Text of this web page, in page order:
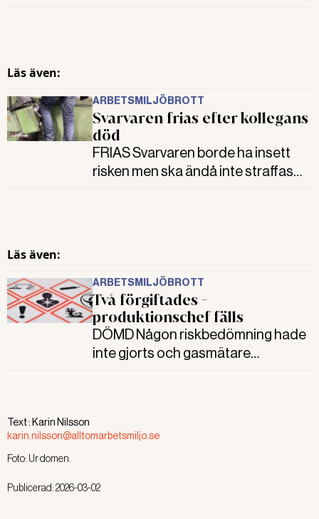
Läs även:
ARBETSMILJÖBROTT
Svarvaren frias efter kollegans
död
FRIAS Svarvaren borde ha insett
risken men ska ändå inte straffas
Läs även:
ARBETSMILJÖBROTT
Två förgiftades -
produktionschef fälls
DÖMD Någon riskbedömning hade
inte gjorts och gasmätare
Polymers. Produktionschefen har
tagit på sig ansvaret.
Text : Karin Nilsson
karin.nilsson@alltomarbetsmiljo.se
Foto: Ur domen.
Publicerad:2026-03-02